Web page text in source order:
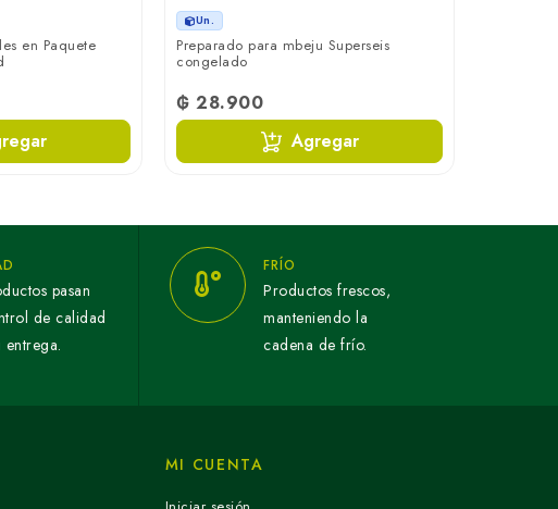
en Paquete
Un.
Preparado para mbeju Superseis
congelado
₲ 28.900
Agregar
pasan
de calidad
entrega.
FRÍO
Productos frescos,
manteniendo la
cadena de frío.
MI CUENTA